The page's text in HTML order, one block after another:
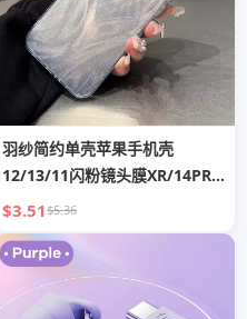
羽纱简约单壳苹果手机壳
12/13/11闪粉镜头膜XR/14PRO
潮12
$3.51$5.36